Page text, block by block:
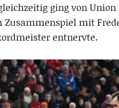
ging von
mit
entnervte.